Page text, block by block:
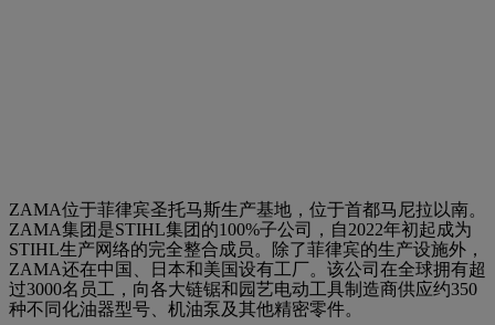
ZAMA位于菲律宾圣托马斯生产基地，位于首都马尼拉以南。
ZAMA集团是STIHL集团的100%子公司，自2022年初起成为
STIHL生产网络的完全整合成员。除了菲律宾的生产设施外，
ZAMA还在中国、日本和美国设有工厂。该公司在全球拥有超
过3000名员工，向各大链锯和园艺电动工具制造商供应约350
种不同化油器型号、机油泵及其他精密零件。